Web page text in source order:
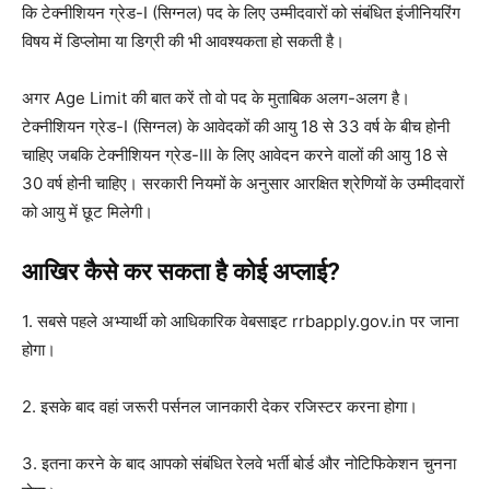
कि टेक्नीशियन ग्रेड-I (सिग्नल) पद के लिए उम्मीदवारों को संबंधित इंजीनियरिंग
विषय में डिप्लोमा या डिग्री की भी आवश्यकता हो सकती है।
अगर Age Limit की बात करें तो वो पद के मुताबिक अलग-अलग है।
टेक्नीशियन ग्रेड-I (सिग्नल) के आवेदकों की आयु 18 से 33 वर्ष के बीच होनी
चाहिए जबकि टेक्नीशियन ग्रेड-III के लिए आवेदन करने वालों की आयु 18 से
30 वर्ष होनी चाहिए। सरकारी नियमों के अनुसार आरक्षित श्रेणियों के उम्मीदवारों
को आयु में छूट मिलेगी।
आखिर कैसे कर सकता है कोई अप्लाई?
1. सबसे पहले अभ्यार्थी को आधिकारिक वेबसाइट rrbapply.gov.in पर जाना
होगा।
2. इसके बाद वहां जरूरी पर्सनल जानकारी देकर रजिस्टर करना होगा।
3. इतना करने के बाद आपको संबंधित रेलवे भर्ती बोर्ड और नोटिफिकेशन चुनना